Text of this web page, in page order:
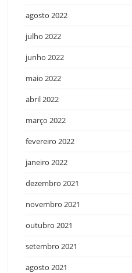
agosto 2022
julho 2022
junho 2022
maio 2022
abril 2022
março 2022
fevereiro 2022
janeiro 2022
dezembro 2021
novembro 2021
outubro 2021
setembro 2021
agosto 2021